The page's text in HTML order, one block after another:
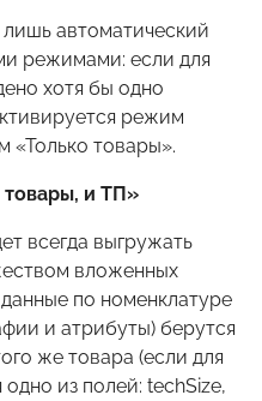
автоматический
режимами: если для
хотя бы одно
режим
«Только товары».
и ТП»
всегда выгружать
вложенных
по номенклатуре
и атрибуты) берутся
же товара (если для
одно из полей: techSize,